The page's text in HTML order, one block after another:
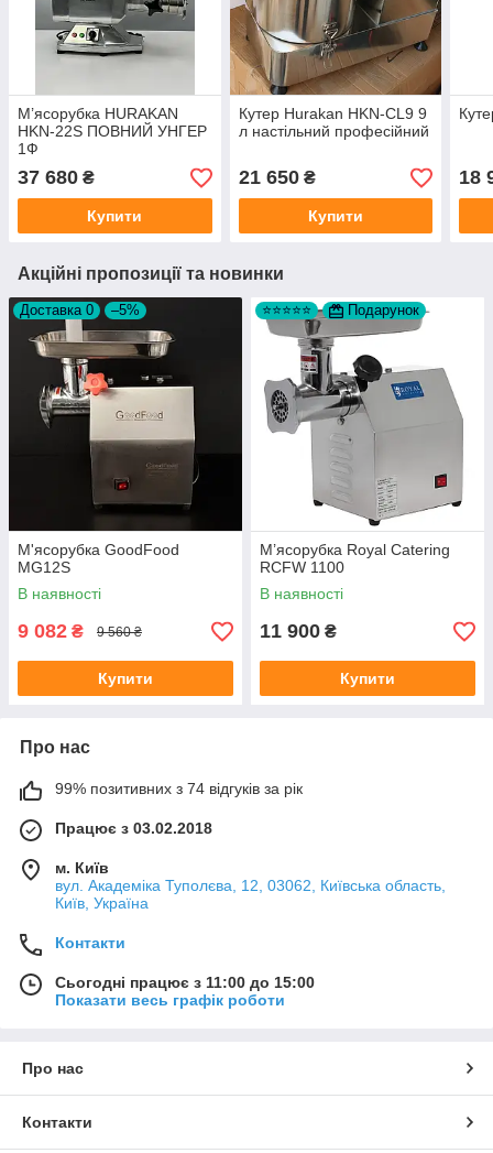
М’ясорубка HURAKAN
HKN-22S ПОВНИЙ УНГЕР
1Ф
37 680 ₴
Купити
Кутер Hurakan HKN-CL9 9
л настільний професійний
21 650₴
Купити
18
Акційні пропозиції та новинки
Доставка 0 –5%
М'ясорубка GoodFood
MG12S
В наявності
9 082 ₴ 9 560 ₴
Купити
⭐⭐⭐⭐⭐ Подарунок
М’ясорубка Royal Catering
RCFW 1100
В наявності
11 900 ₴
Купити
Про нас
99% позитивних з 74 відгуків за рік
Працює з 03.02.2018
м. Київ
вул. Академіка Туполєва, 12, 03062, Київська область,
Київ, Україна
Контакти
Сьогодні працює з 11:00 до 15:00
Показати весь графік роботи
Про нас
Контакти